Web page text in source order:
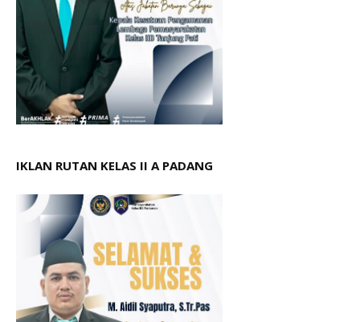
IKLAN RUTAN KELAS II A PADANG